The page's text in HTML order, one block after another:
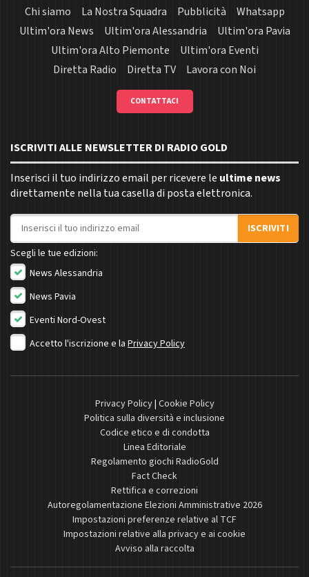
Chi siamo La Nostra Squadra Pubblicità
Whatsapp
Ultim'ora News
Ultim'ora Alessandria
Ultim'ora Pavia
Ultim'ora Alto Piemonte
Ultim'ora Eventi
Diretta Radio
Diretta TV Lavora con Noi
CONTATTACI
ISCRIVITI ALLE NEWSLETTER DI RADIO GOLD
Inserisci il tuo indirizzo email per ricevere le ultime news
direttamente nella tua casella di posta elettronica.
Indirizzo email
ISCRIVITI
Scegli le tue edizioni:
News Alessandria
News Pavia
Eventi Nord-Ovest
Accetto l'iscrizione e la Privacy Policy
Privacy Policy| Cookie Policy
Politica sulla diversità e inclusione
Codice etico e di condotta
Linea Editoriale
Regolamento giochi RadioGold
Fact Check
Rettifica e correzioni
Autoregolamentazione Elezioni Amministrative 2026
Impostazioni preferenze relative al TCF
Impostazioni relative alla privacy e ai cookie
Avviso alla raccolta